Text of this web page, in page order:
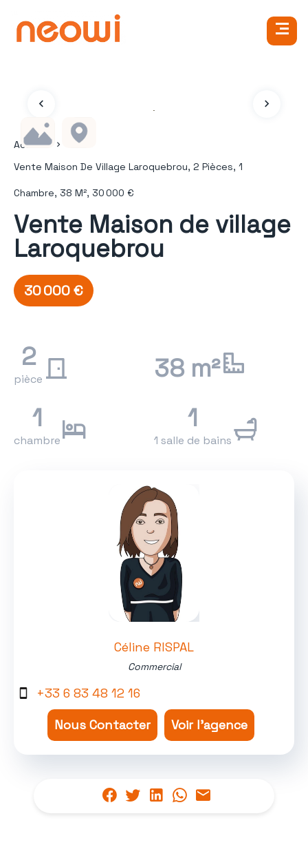
Accueil
Vente Maison De Village Laroquebrou, 2 Pièces, 1
Chambre, 38 M², 30 000 €
Vente Maison de village
Laroquebrou
30 000 €
2
pièce
38 m²
1
chambre
1
1 salle de bains
Céline RISPAL
Commercial
+33 6 83 48 12 16
Nous Contacter
Voir l'agence